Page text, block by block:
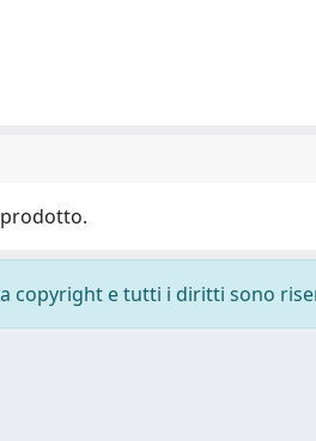
copyright e tutti i diritti sono